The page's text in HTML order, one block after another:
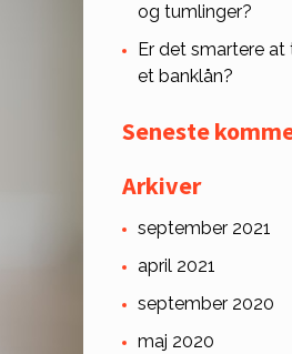
og tumlinger?
Er det smartere
et banklån?
Seneste
Arkiver
september 2021
april 2021
september 2020
maj 2020